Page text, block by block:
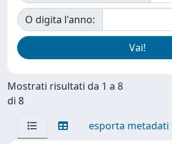
O digita l'anno:
Mostrati risultati da 1 a 8
di 8
esporta metadati